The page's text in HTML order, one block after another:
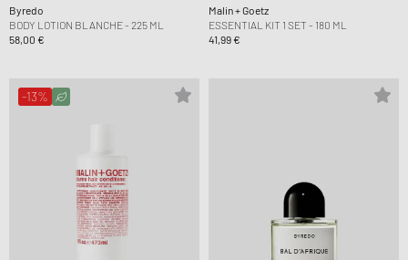
Byredo
BODY LOTION BLANCHE - 225 ML
58,00 €
Malin + Goetz
ESSENTIAL KIT 1 SET - 180 ML
41,99 €
-13%